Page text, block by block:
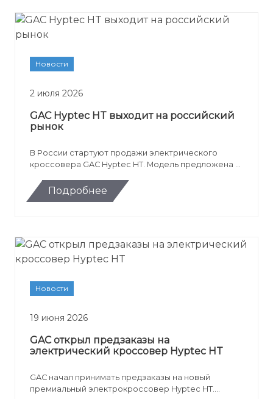
Новости
2 июля 2026
GAC Hyptec HT выходит на российский
рынок
В России стартуют продажи электрического
кроссовера GAC Hyptec HT. Модель предложена в
км, быстрой зарядкой, сервисами Яндекса и ценой
от 5 699 000 рублей.
Подробнее
Новости
19 июня 2026
GAC открыл предзаказы на
электрический кроссовер Hyptec HT
GAC начал принимать предзаказы на новый
премиальный электрокроссовер Hyptec HT.